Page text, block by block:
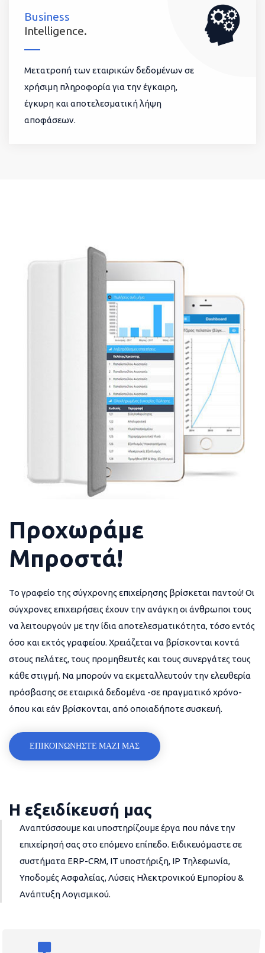
Business
Intelligence.
Μετατροπή των εταιρικών δεδομένων σε
χρήσιμη πληροφορία για την έγκαιρη,
έγκυρη και αποτελεσματική λήψη
αποφάσεων.
Προχωράμε
Μπροστά!
Το γραφείο της σύγχρονης επιχείρησης βρίσκεται παντού! Οι
σύγχρονες επιχειρήσεις έχουν την ανάγκη οι άνθρωποι τους
να λειτουργούν με την ίδια αποτελεσματικότητα, τόσο εντός
όσο και εκτός γραφείου. Χρειάζεται να βρίσκονται κοντά
στους πελάτες, τους προμηθευτές και τους συνεργάτες τους
κάθε στιγμή. Να μπορούν να εκμεταλλευτούν την ελευθερία
πρόσβασης σε εταιρικά δεδομένα -σε πραγματικό χρόνο-
όπου και εάν βρίσκονται, από οποιαδήποτε συσκευή.
ΕΠΙΚΟΙΝΩΝΗΣΤΕ ΜΑΖΙ ΜΑΣ
Η εξειδίκευσή μας
Αναπτύσσουμε και υποστηρίζουμε έργα που πάνε την
επιχείρησή σας στο επόμενο επίπεδο. Ειδικευόμαστε σε
συστήματα ERP-CRM, IT υποστήριξη, IP Τηλεφωνία,
Υποδομές Ασφαλείας, Λύσεις Ηλεκτρονικού Εμπορίου &
Ανάπτυξη Λογισμικού.